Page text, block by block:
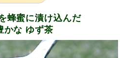
蜂蜜に漬け込んだ
な ゆず茶